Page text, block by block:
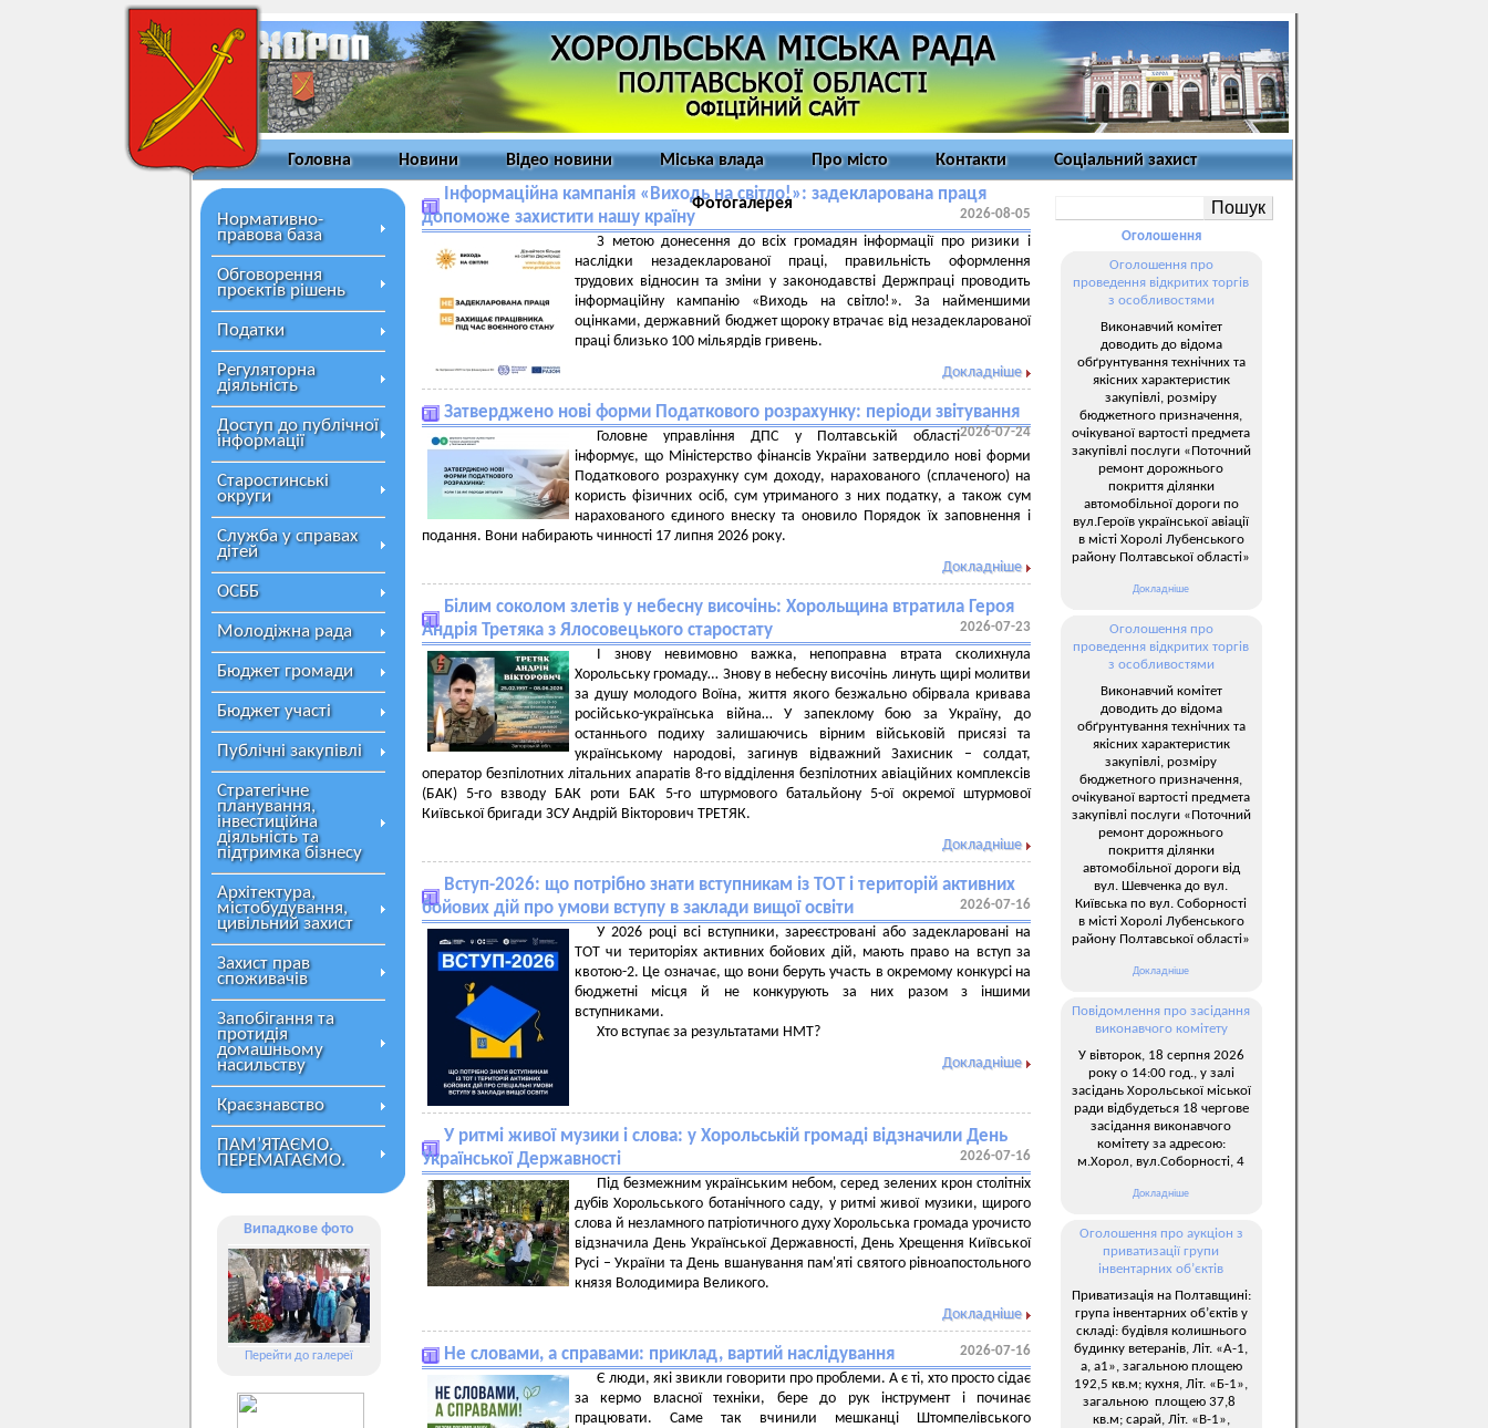
Головна Новини Відео новини Міська влада Про місто Контакти Соціальний захист
Фотогалерея
Нормативно-
правова база
Обговорення
проєктів рішень
Податки
Регуляторна
діяльність
Доступ до публічної
інформації
Старостинські
округи
Служба у справах
дітей
ОСББ
Молодіжна рада
Бюджет громади
Бюджет участі
Публічні закупівлі
Стратегічне
планування,
інвестиційна
діяльність та
підтримка бізнесу
Архітектура,
містобудування,
цивільний захист
Захист прав
споживачів
Запобігання та
протидія
домашньому
насильству
Краєзнавство
ПАМ’ЯТАЄМО.
ПЕРЕМАГАЄМО.
Випадкове фото
Перейти до галереї
Інформаційна кампанія «Виходь на світло!»: задекларована праця
допоможе захистити нашу країну
2026-08-05
З метою донесення до всіх громадян інформації про ризики і
наслідки незадекларованої праці, правильність оформлення
трудових відносин та зміни у законодавстві Держпраці проводить
інформаційну кампанію «Виходь на світло!». За найменшими
оцінками, державний бюджет щороку втрачає від незадекларованої
праці близько 100 мільярдів гривень.
Докладніше
Затверджено нові форми Податкового розрахунку: періоди звітування
2026-07-24
Головне управління ДПС у Полтавській області
інформує, що Міністерство фінансів України затвердило нові форми
Податкового розрахунку сум доходу, нарахованого (сплаченого) на
користь фізичних осіб, сум утриманого з них податку, а також сум
нарахованого єдиного внеску та оновило Порядок їх заповнення і
подання. Вони набирають чинності 17 липня 2026 року.
Докладніше
Білим соколом злетів у небесну височінь: Хорольщина втратила Героя
Андрія Третяка з Ялосовецького старостату
2026-07-23
І знову невимовно важка, непоправна втрата сколихнула
Хорольську громаду… Знову в небесну височінь линуть щирі молитви
за душу молодого Воїна, життя якого безжально обірвала кривава
російсько-українська війна… У запеклому бою за Україну, до
останнього подиху залишаючись вірним військовій присязі та
українському народові, загинув відважний Захисник – солдат,
оператор безпілотних літальних апаратів 8-го відділення безпілотних авіаційних комплексів
(БАК) 5-го взводу БАК роти БАК 5-го штурмового батальйону 5-ої окремої штурмової
Київської бригади ЗСУ Андрій Вікторович ТРЕТЯК.
Докладніше
Вступ-2026: що потрібно знати вступникам із ТОТ і територій активних
бойових дій про умови вступу в заклади вищої освіти
2026-07-16
У 2026 році всі вступники, зареєстровані або задекларовані на
ТОТ чи територіях активних бойових дій, мають право на вступ за
квотою-2. Це означає, що вони беруть участь в окремому конкурсі на
бюджетні місця й не конкурують за них разом з іншими
вступниками.
Хто вступає за результатами НМТ?
Докладніше
У ритмі живої музики і слова: у Хорольській громаді відзначили День
Української Державності
2026-07-16
Під безмежним українським небом, серед зелених крон столітніх
дубів Хорольського ботанічного саду, у ритмі живої музики, щирого
слова й незламного патріотичного духу Хорольська громада урочисто
відзначила День Української Державності, День Хрещення Київської
Русі – України та День вшанування пам'яті святого рівноапостольного
князя Володимира Великого.
Докладніше
Не словами, а справами: приклад, вартий наслідування 2026-07-16
Є люди, які звикли говорити про проблеми. А є ті, хто просто сідає
за кермо власної техніки, бере до рук інструмент і починає
працювати. Саме так вчинили мешканці Штомпелівського
Оголошення
Оголошення про
проведення відкритих торгів
з особливостями
Виконавчий комітет
доводить до відома
обґрунтування технічних та
якісних характеристик
закупівлі, розміру
бюджетного призначення,
очікуваної вартості предмета
закупівлі послуги «Поточний
ремонт дорожнього
покриття ділянки
автомобільної дороги по
вул.Героїв української авіації
в місті Хоролі Лубенського
району Полтавської області»
Докладніше
Оголошення про
проведення відкритих торгів
з особливостями
Виконавчий комітет
доводить до відома
обґрунтування технічних та
якісних характеристик
закупівлі, розміру
бюджетного призначення,
очікуваної вартості предмета
закупівлі послуги «Поточний
ремонт дорожнього
покриття ділянки
автомобільної дороги від
вул. Шевченка до вул.
Київська по вул. Соборності
в місті Хоролі Лубенського
району Полтавської області»
Докладніше
Повідомлення про засідання
виконавчого комітету
У вівторок, 18 серпня 2026
року о 14:00 год., у залі
засідань Хорольської міської
ради відбудеться 18 чергове
засідання виконавчого
комітету за адресою:
м.Хорол, вул.Соборності, 4
Докладніше
Оголошення про аукціон з
приватизації групи
інвентарних об’єктів
Приватизація на Полтавщині:
група інвентарних об’єктів у
складі: будівля колишнього
будинку ветеранів, Літ. «А-1,
а, а1», загальною площею
192,5 кв.м; кухня, Літ. «Б-1»,
загальною площею 37,8
кв.м; сарай, Літ. «В-1»,